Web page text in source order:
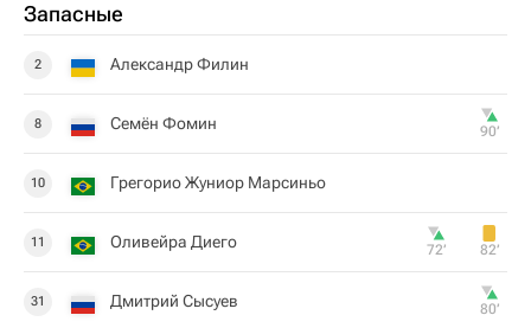
Запасные
2 Александр Филин
8 Семён Фомин 90‎’‎
10 Грегорио Жуниор Марсиньо
11 Оливейра Диего 72‎’‎ 82‎’‎
31 Дмитрий Сысуев 80‎’‎